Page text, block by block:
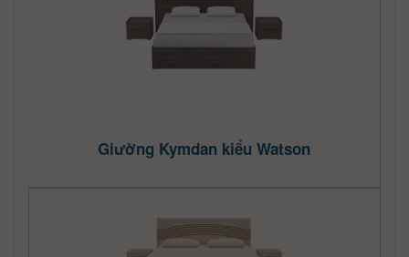
Giường Kymdan kiểu Watson